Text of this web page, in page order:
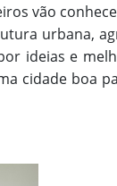
vão
urbana,
ideias e
cidade boa